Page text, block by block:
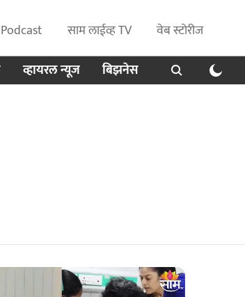
Podcast साम लाईव्ह TV
वेब स्टोरीज
व्हायरल न्यूज बिझनेस